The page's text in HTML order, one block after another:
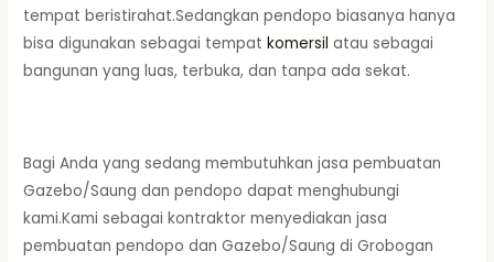
tempat beristirahat.Sedangkan pendopo biasanya hanya
bisa digunakan sebagai tempatkomersil atau sebagai
bangunan yang luas, terbuka, dan tanpa ada sekat.
Bagi Anda yang sedang membutuhkan jasa pembuatan
Gazebo/Saung dan pendopo dapat menghubungi
kami.Kami sebagai kontraktor menyediakan jasa
pembuatan pendopo dan Gazebo/Saung di Grobogan